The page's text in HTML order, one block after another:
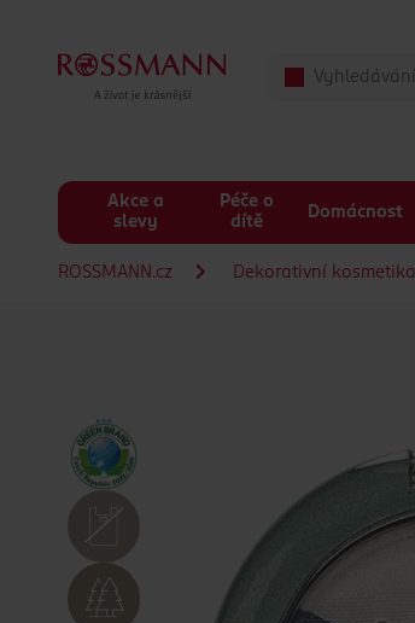
Akce a
slevy
Péče o
dítě
Domácnost
ROSSMANN.cz Dekorativní kosmetika